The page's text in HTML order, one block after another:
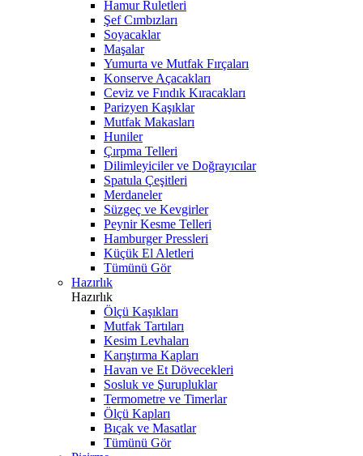
Hamur Ruletleri
Şef Cımbızları
Soyacaklar
Maşalar
Yumurta ve Mutfak Fırçaları
Konserve Açacakları
Ceviz ve Fındık Kıracakları
Parizyen Kaşıklar
Mutfak Makasları
Huniler
Çırpma Telleri
Dilimleyiciler ve Doğrayıcılar
Spatula Çeşitleri
Merdaneler
Süzgeç ve Kevgirler
Peynir Kesme Telleri
Hamburger Pressleri
Küçük El Aletleri
Tümünü Gör
Hazırlık
Hazırlık
Ölçü Kaşıkları
Mutfak Tartıları
Kesim Levhaları
Karıştırma Kapları
Havan ve Et Dövecekleri
Sosluk ve Şurupluklar
Termometre ve Timerlar
Ölçü Kapları
Bıçak ve Masatlar
Tümünü Gör